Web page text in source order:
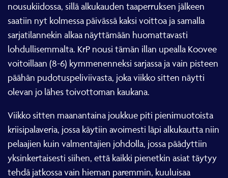
nousukiidossa, sillä alkukauden taaperruksen jälkeen
saatiin nyt kolmessa päivässä kaksi voittoa ja samalla
sarjatilannekin alkaa näyttämään huomattavasti
lohdullisemmalta. KrP nousi tämän illan upealla Koovee
voitoillaan (8-6) kymmenenneksi sarjassa ja vain pisteen
päähän pudotuspeliviivasta, joka viikko sitten näytti
olevan jo lähes toivottoman kaukana.
Viikko sitten maanantaina joukkue piti pienimuotoista
kriisipalaveria, jossa käytiin avoimesti läpi alkukautta niin
pelaajien kuin valmentajien johdolla, jossa päädyttiin
yksinkertaisesti siihen, että kaikki pienetkin asiat täytyy
tehdä jatkossa vain hieman paremmin, kuuluisaa